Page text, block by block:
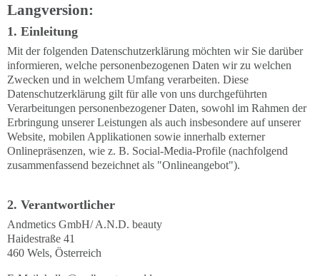
Langversion:
1. Einleitung
Mit der folgenden Datenschutzerklärung möchten wir Sie darüber
informieren, welche personenbezogenen Daten wir zu welchen
Zwecken und in welchem Umfang verarbeiten. Diese
Datenschutzerklärung gilt für alle von uns durchgeführten
Verarbeitungen personenbezogener Daten, sowohl im Rahmen der
Erbringung unserer Leistungen als auch insbesondere auf unserer
Website, mobilen Applikationen sowie innerhalb externer
Onlinepräsenzen, wie z. B. Social-Media-Profile (nachfolgend
zusammenfassend bezeichnet als "Onlineangebot").
2. Verantwortlicher
Andmetics GmbH/ A.N.D. beauty
Haidestraße 41
460 Wels, Österreich